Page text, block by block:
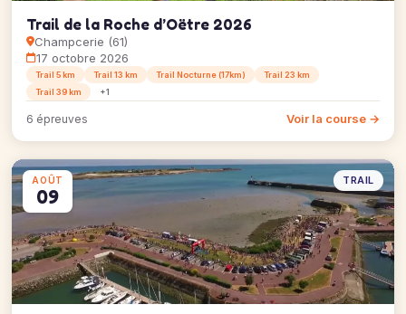
Trail de la Roche d’Oëtre 2026
Champcerie (61)
17 octobre 2026
Trail 5 km Trail 13 km Trail Nocturne (17km)
Trail 23 km
Trail 39 km
+1
6 épreuves Voir la course →
AOÛT
09
TRAIL